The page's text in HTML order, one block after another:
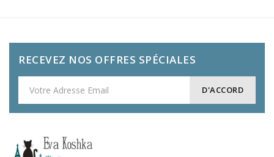
RECEVEZ NOS OFFRES SPÉCIALES